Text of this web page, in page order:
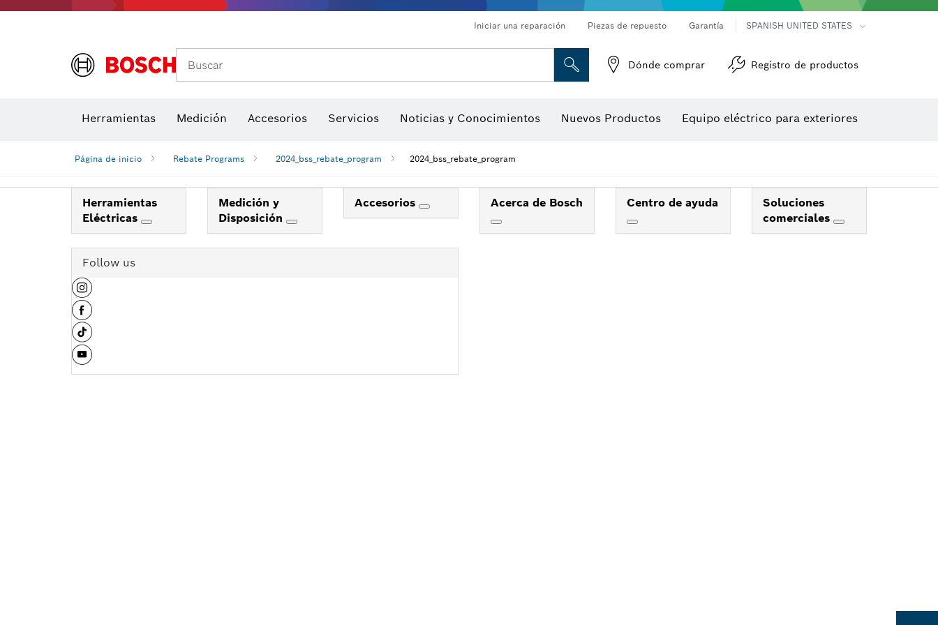
Iniciar una reparación Piezas de repuesto Garantía SPANISH UNITED STATES
Buscar Dónde comprar Registro de productos
Herramientas Medición Accesorios Servicios Noticias y Conocimientos Nuevos Productos Equipo eléctrico para exteriores
Página de inicio Rebate Programs 2024_bss_rebate_program 2024_bss_rebate_program
Herramientas
Eléctricas
Medición y
Disposición
Accesorios Acerca de Bosch Centro de ayuda
Soluciones
comerciales
Follow us